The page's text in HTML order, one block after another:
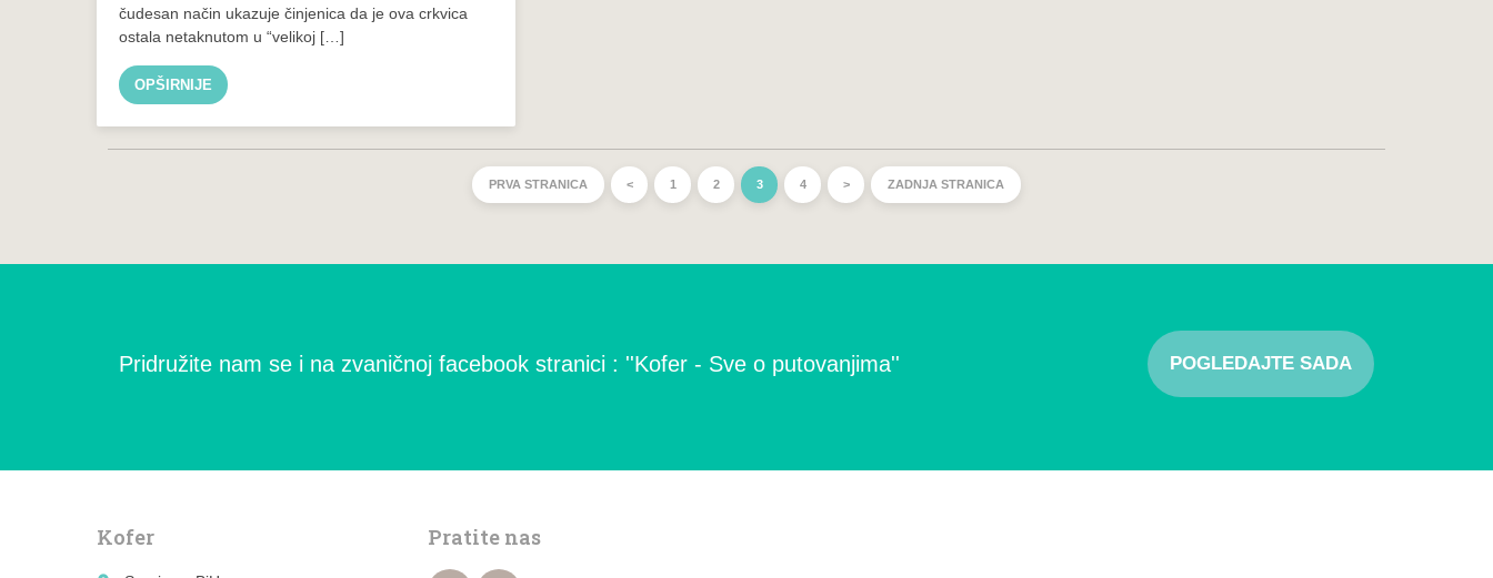
čudesan način ukazuje činjenica da je ova crkvica
ostala netaknutom u “velikoj […]
OPŠIRNIJE
PRVA STRANICA < 1 2 3 4 > ZADNJA STRANICA
Pridružite nam se i na zvaničnoj facebook stranici : ''Kofer - Sve o putovanjima'' POGLEDAJTE SADA
Kofer Pratite nas